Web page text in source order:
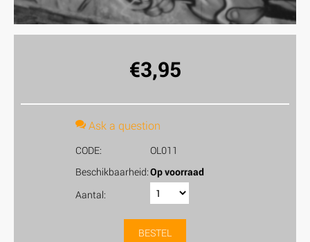
€3,95
Ask a question
CODE:
OL011
Beschikbaarheid:Op voorraad
Aantal:
BESTEL